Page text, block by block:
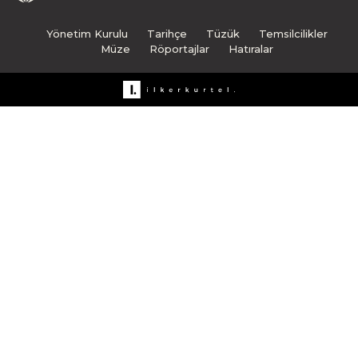
Yönetim Kurulu Tarihçe Tüzük
Temsilcilikler
Müze
Röportajlar Hatıralar